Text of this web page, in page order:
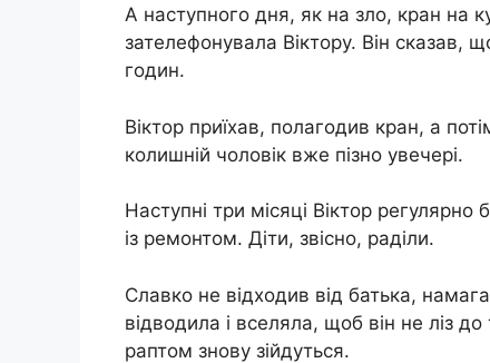
А наступного дня, як на зло, кран на
зателефонувала Віктору. Він сказав,
годин.
Віктор приїхав, полагодив кран, а
колишній чоловік вже пізно увечері.
Наступні три місяці Віктор
із ремонтом. Діти, звісно, ​​раділи.
Славко не відходив від батька,
відводила і вселяла, щоб він не ліз
раптом знову зійдуться.